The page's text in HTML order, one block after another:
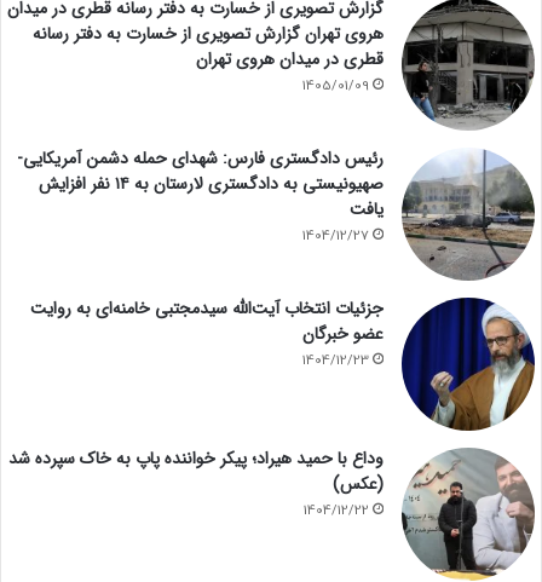
گزارش تصویری از خسارت به دفتر رسانه قطری در میدان
هروی تهران گزارش تصویری از خسارت به دفتر رسانه
قطری در میدان هروی تهران
1405/01/09
رئیس دادگستری فارس: شهدای حمله دشمن آمریکایی-
صهیونیستی به دادگستری لارستان به ۱۴ نفر افزایش
یافت
1404/12/27
جزئیات انتخاب آیت‌الله سیدمجتبی خامنه‌ای به روایت
عضو خبرگان
1404/12/23
وداع با حمید هیراد؛ پیکر خواننده پاپ به خاک سپرده شد
(عکس)
1404/12/22